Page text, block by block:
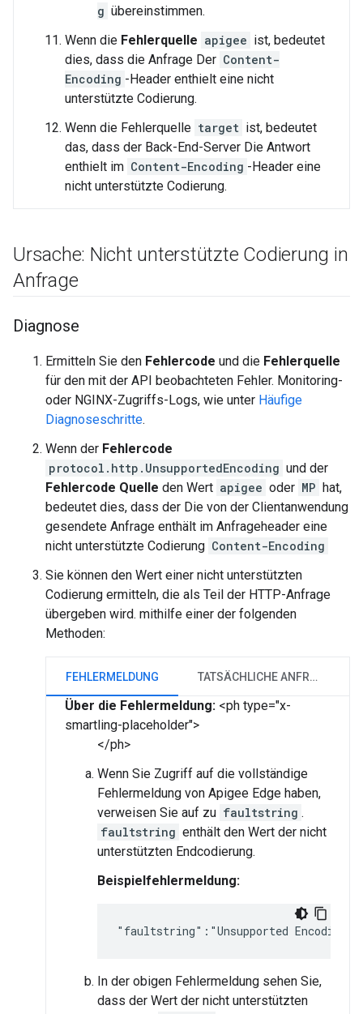
g übereinstimmen.
Wenn die Fehlerquelle apigee ist, bedeutet
dies, dass die Anfrage Der Content-
Encoding -Header enthielt eine nicht
unterstützte Codierung.
Wenn die Fehlerquelle target ist, bedeutet
das, dass der Back-End-Server Die Antwort
enthielt im Content-Encoding -Header eine
nicht unterstützte Codierung.
Ursache: Nicht unterstützte Codierung in
Anfrage
Diagnose
Ermitteln Sie den Fehlercode und die Fehlerquelle
für den mit der API beobachteten Fehler. Monitoring-
oder NGINX-Zugriffs-Logs, wie unter Häufige
Diagnoseschritte.
Wenn der Fehlercode
protocol.http.UnsupportedEncoding und der
Fehlercode Quelle den Wert apigee oder MP hat,
bedeutet dies, dass der Die von der Clientanwendung
gesendete Anfrage enthält im Anfrageheader eine
nicht unterstützte Codierung Content-Encoding
Sie können den Wert einer nicht unterstützten
Codierung ermitteln, die als Teil der HTTP-Anfrage
übergeben wird. mithilfe einer der folgenden
Methoden:
FEHLERMELDUNG TATSÄCHLICHE ANFRAGE
Über die Fehlermeldung: <ph type="x-
smartling-placeholder">
</ph>
Wenn Sie Zugriff auf die vollständige
Fehlermeldung von Apigee Edge haben,
verweisen Sie auf zu faultstring .
faultstring enthält den Wert der nicht
unterstützten Endcodierung.
Beispielfehlermeldung:
"faultstring":"Unsupported Encoding
In der obigen Fehlermeldung sehen Sie,
dass der Wert der nicht unterstützten